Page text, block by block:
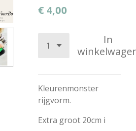
€ 4,00
In
Kleurenmonster
rijgvorm.
Extra groot 20cm i